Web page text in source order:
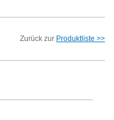
Zurück zur Produktliste >>